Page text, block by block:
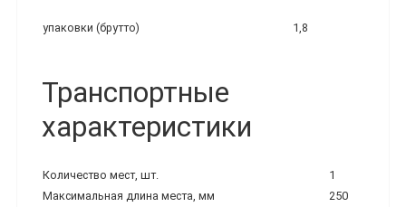
упаковки (брутто) 1,8
Транспортные
характеристики
Количество мест, шт.
1
Максимальная длина места, мм
250